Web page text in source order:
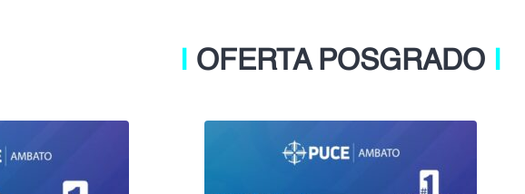
OFERTA POSGRADO